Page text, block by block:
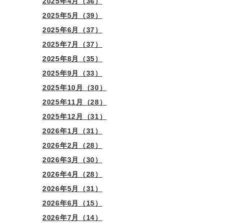
2025年5月（39）
2025年6月（37）
2025年7月（37）
2025年8月（35）
2025年9月（33）
2025年10月（30）
2025年11月（28）
2025年12月（31）
2026年1月（31）
2026年2月（28）
2026年3月（30）
2026年4月（28）
2026年5月（31）
2026年6月（15）
2026年7月（14）